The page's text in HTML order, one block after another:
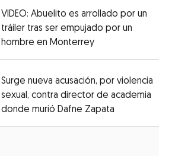
VIDEO: Abuelito es arrollado por un
tráiler tras ser empujado por un
hombre en MonterreyOpens in new
Surge nueva acusación, por violencia
sexual, contra director de academia
donde murió Dafne Zapata